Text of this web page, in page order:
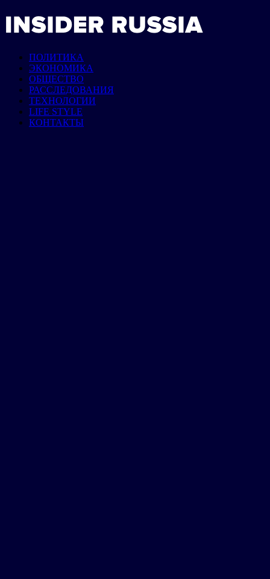
ПОЛИТИКА
ЭКОНОМИКА
ОБЩЕСТВО
РАССЛЕДОВАНИЯ
ТЕХНОЛОГИИ
LIFE STYLE
КОНТАКТЫ